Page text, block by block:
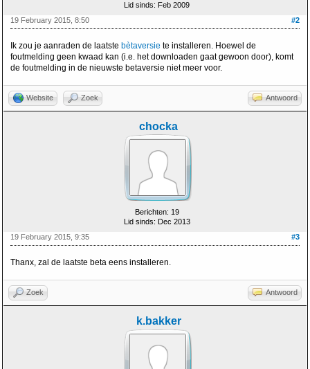
Lid sinds: Feb 2009
#2
19 February 2015, 8:50
Ik zou je aanraden de laatste bètaversie te installeren. Hoewel de
foutmelding geen kwaad kan (i.e. het downloaden gaat gewoon door), komt
de foutmelding in de nieuwste betaversie niet meer voor.
Website Zoek Antwoord
chocka
Berichten: 19
Lid sinds: Dec 2013
#3
19 February 2015, 9:35
Thanx, zal de laatste beta eens installeren.
Zoek Antwoord
k.bakker